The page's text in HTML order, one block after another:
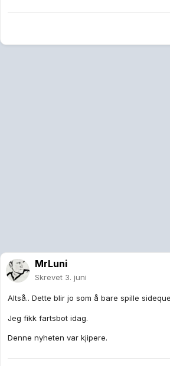
MrLuni
Skrevet 3. juni
Altså.. Dette blir jo som å bare spille
Jeg fikk fartsbot idag.
Denne nyheten var kjipere.